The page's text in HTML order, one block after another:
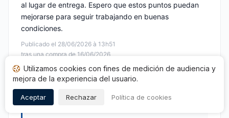
Publicado el 28/06/2026 à 13h51
tras una compra de 16/06/2026
al lugar de entrega. Espero que estos puntos puedan
mejorarse para seguir trabajando en buenas
condiciones.
Opinión traducida
Respuesta de Packeos
Publicada el 29/06/2026
Utilizamos cookies con fines de medición de audiencia y
mejora de la experiencia del usuario.
Aceptar Rechazar Política de cookies